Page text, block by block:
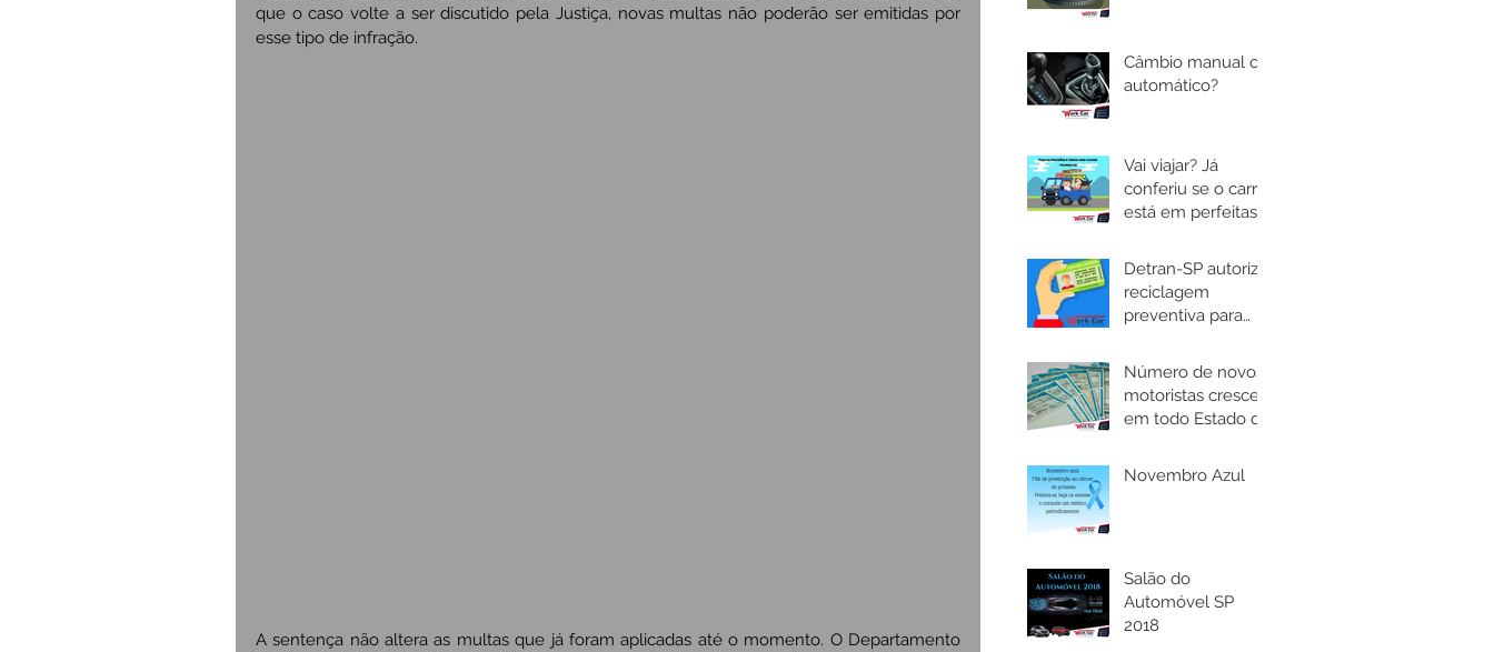
que o caso volte a ser discutido pela Justiça, novas multas não poderão ser emitidas por
esse tipo de infração.
A sentença não altera as multas que já foram aplicadas até o momento. O Departamento
Câmbio manual ou
automático?
Vai viajar? Já
conferiu se o carro
está em perfeitas
Detran-SP autoriza
reciclagem
preventiva para
categorias C, D e E
Número de novos
motoristas cresce
em todo Estado de
regras são
implantadas.
Novembro Azul
Salão do
Automóvel SP
2018